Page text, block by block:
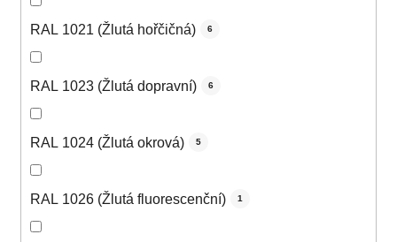
RAL 1021 (Žlutá hořčičná) 6
RAL 1023 (Žlutá dopravní) 6
RAL 1024 (Žlutá okrová) 5
RAL 1026 (Žlutá fluorescenční) 1